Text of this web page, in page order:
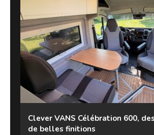
Clever VANS Célébration 600,
de belles finitions